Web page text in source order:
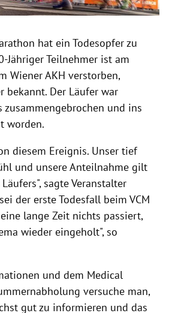
hat ein Todesopferzu
Jähriger Teilnehmer ist am
Wiener AKH verstorben,
bekannt. Der Läufer war
zusammengebrochen und ins
worden.
diesem Ereignis. Unser tief
und unsere Anteilnahme gilt
sagte Veranstalter
der ersteTodesfall beim VCM
lange Zeit nichts passiert,
wieder eingeholt", so
und dem Medical
versuche man,
gut zu informieren und das